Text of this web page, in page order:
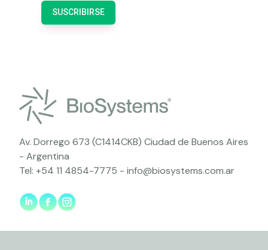
SUSCRIBIRSE
Av. Dorrego 673 (C1414CKB) Ciudad de Buenos Aires
- Argentina
Tel: +54 11 4854-7775 - info@biosystems.com.ar